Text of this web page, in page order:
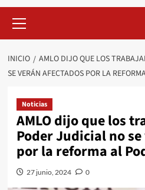
principal
INICIO
AMLO DIJO QUE LOS
SE VERÁN AFECTADOS POR LA
Noticias
AMLO dijo que los
Poder Judicial no
por la reforma al
27 junio, 2024 0